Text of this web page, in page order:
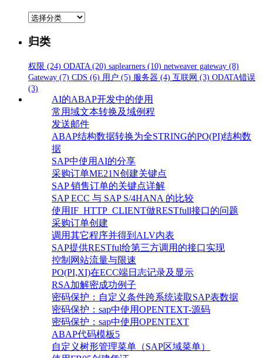
分
归类
权限 (24) ODATA (20) saplearners (10) netweaver gateway (8)
Gateway (7) CDS (6) 用户 (5) 服务器 (4) 互联网 (3) ODATA错误
(3)
AI的ABAP开发中的使用
常用域文本转换及域例程
发送邮件
ABAP结构数据转换为全STRING的PO(PI)结构数
据
SAP中使用AI的分享
采购订单ME21N创建关键点
SAP 销售订单的关键点详解
SAP ECC 与 SAP S/4HANA 的比较
使用IF_HTTP_CLIENT做RESTfull接口的问题
采购订单创建
调用其它程序并得到ALV内表
SAP提供RESTful给第三方调用的接口实现
控制网站流量与限速
PO(PI,XI)在ECC端日志记录及显示
RSA加解密成功例子
密码保护：自定义条件跨系统读取SAP表数据
密码保护：sap中使用OPENTEXT-源码
密码保护：sap中使用OPENTEXT
ABAP代码模板5
自定义树形管理菜单（SAP区域菜单）